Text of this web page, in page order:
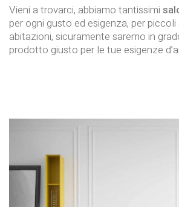
Vieni a trovarci, abbiamo tantissimi
per ogni gusto ed esigenza, per
abitazioni, sicuramente saremo in
prodotto giusto per le tue esigenze